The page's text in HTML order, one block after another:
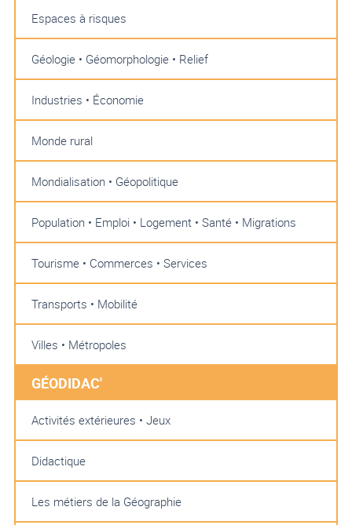
Espaces à risques
Géologie • Géomorphologie • Relief
Industries • Économie
Monde rural
Mondialisation • Géopolitique
Population • Emploi • Logement • Santé • Migrations
Tourisme • Commerces • Services
Transports • Mobilité
Villes • Métropoles
GÉODIDAC'
Activités extérieures • Jeux
Didactique
Les métiers de la Géographie